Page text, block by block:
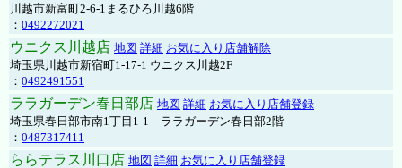
川越市新富町2-6-1まるひろ川越6階
： 0492272021
ウニクス川越店 地図 詳細 お気に入り店舗解除
埼玉県川越市新宿町1-17-1 ウニクス川越2F
： 0492491551
ララガーデン春日部店 地図 詳細 お気に入り店舗登録
埼玉県春日部市南1丁目1-1 ララガーデン春日部2階
： 0487317411
ららテラス川口店 地図 詳細 お気に入り店舗登録